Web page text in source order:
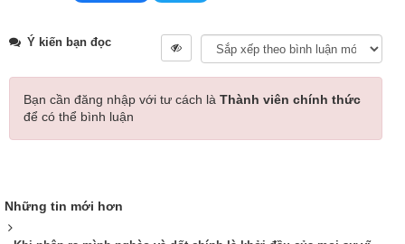
Ý kiến bạn đọc
Bạn cần đăng nhập với tư cách là Thành viên chính thức
để có thể bình luận
Những tin mới hơn